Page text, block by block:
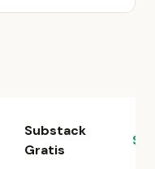
Substack
Gratis